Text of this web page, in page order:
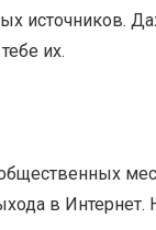
источников.
их.
в